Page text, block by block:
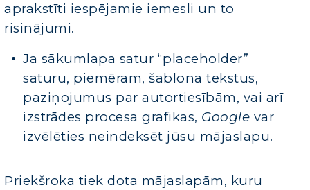
aprakstīti iespējamie iemesli un to
risinājumi.
Ja sākumlapa satur “placeholder”
saturu, piemēram, šablona tekstus,
paziņojumus par autortiesībām, vai arī
izstrādes procesa grafikas, Google var
izvēlēties neindeksēt jūsu mājaslapu.
Priekšroka tiek dota mājaslapām, kuru